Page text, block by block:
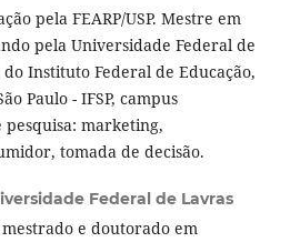
pela FEARP/USP. Mestre em
pela Universidade Federal de
Instituto Federal de Educação,
Paulo - IFSP, campus
pesquisa: marketing,
tomada de decisão.
Federal de Lavras
e doutorado em